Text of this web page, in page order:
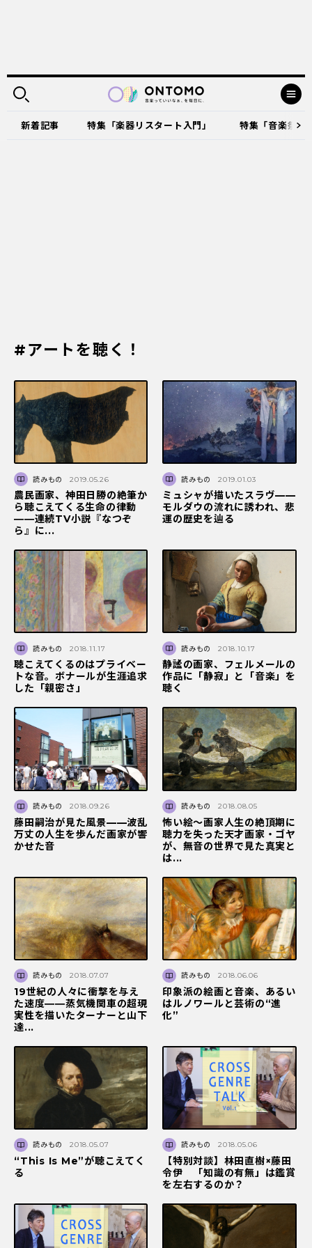
新着記事 特集「楽器リスタート入門」 特集「音楽祭
#アートを聴く！
読みもの 2019.05.26
農民画家、神田日勝の絶筆か
ら聴こえてくる生命の律動
――連続TV小説『なつぞ
ら』に...
読みもの 2019.01.03
ミュシャが描いたスラヴ——
モルダウの流れに誘われ、悲
運の歴史を辿る
読みもの 2018.11.17
聴こえてくるのはプライベー
トな音。ボナールが生涯追求
した「親密さ」
読みもの 2018.10.17
静謐の画家、フェルメールの
作品に「静寂」と「音楽」を
聴く
読みもの 2018.09.26
藤田嗣治が見た風景——波乱
万丈の人生を歩んだ画家が響
かせた音
読みもの 2018.08.05
怖い絵〜画家人生の絶頂期に
聴力を失った天才画家・ゴヤ
が、無音の世界で見た真実と
は...
読みもの 2018.07.07
19世紀の人々に衝撃を与え
た速度――蒸気機関車の超現
実性を描いたターナーと山下
達...
読みもの 2018.06.06
印象派の絵画と音楽、あるい
はルノワールと芸術の“進
化”
読みもの 2018.05.07
“This Is Me”が聴こえてく
る
読みもの 2018.05.06
【特別対談】林田直樹×藤田
令伊 「知識の有無」は鑑賞
を左右するのか？